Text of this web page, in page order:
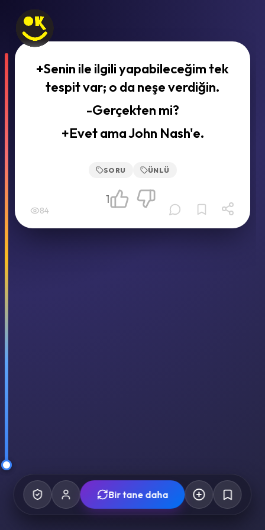
+Senin ile ilgili yapabileceğim tek
tespit var; o da neşe verdiğin.
-Gerçekten mi?
+Evet ama John Nash'e.
SORU ÜNLÜ
84
1
Bir tane daha